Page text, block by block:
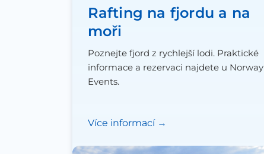
Rafting na fjordu a na
moři
Poznejte fjord z rychlejší lodi. Praktické
informace a rezervaci najdete u Norway
Events.
Více informací